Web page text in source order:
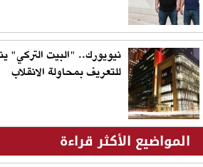
نيويورك.. "البيت التركي"
للتعريف بمحاولة الانقلاب
المواضيع الأكثر قراءة